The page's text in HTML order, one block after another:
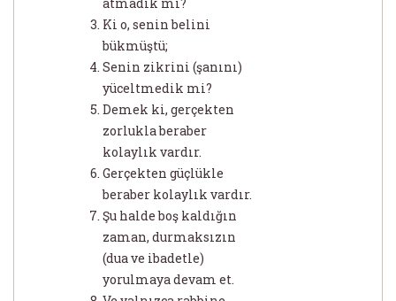
Ki o, senin belini
bükmüştü;
Senin zikrini (şanını)
yüceltmedik mi?
Demek ki, gerçekten
zorlukla beraber
kolaylık vardır.
Gerçekten güçlükle
beraber kolaylık vardır.
Şu halde boş kaldığın
zaman, durmaksızın
(dua ve ibadetle)
yorulmaya devam et.